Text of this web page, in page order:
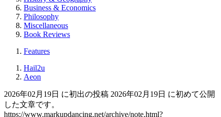
Business & Economics
Philosophy
Miscellaneous
Book Reviews
Features
Hail2u
Aeon
2026年02月19日 に初出の投稿 2026年02月19日 に初めて公開
した文章です。
https://www.markupdancing.net/archive/note.html?